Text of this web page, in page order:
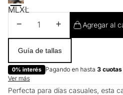
MLXL
Disminuir cantidadAumentar cantidad
Agregar al
Guía de tallas
0% interés Pagando en hasta 3 cuotas
Ver más
Perfecta para días casuales, esta